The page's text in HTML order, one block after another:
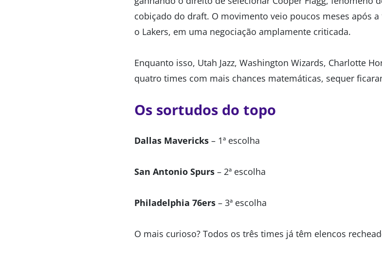
cobiçado do draft. O movimento veio poucos meses após
o Lakers, em uma negociação amplamente criticada.
Enquanto isso, Utah Jazz, Washington Wizards, Charlotte
quatro times com mais chances matemáticas, sequer
Os sortudos do topo
Dallas Mavericks – 1ª escolha
San Antonio Spurs – 2ª escolha
Philadelphia 76ers – 3ª escolha
O mais curioso? Todos os três times já têm elencos